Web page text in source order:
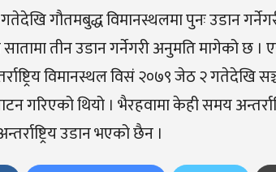
गौतमबुद्ध विमानस्थलमा पुनः उडान
तीन उडान गर्नेगरी अनुमति मागेको छ ।
विमानस्थल विसं २०७९ जेठ २
गरिएको थियो । भैरहवामा केही समय
उडान भएको छैन ।